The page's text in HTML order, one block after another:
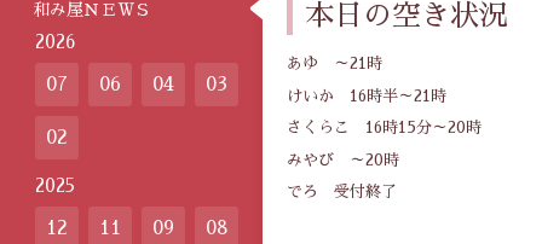
本日の空き状況
あゆ ～21時
けいか 16時半～21時
さくらこ 16時15分～20時
みやび ～20時
でろ 受付終了
和み屋ＮＥＷＳ
2026
07 06 04 03
02
2025
12 11 09 08